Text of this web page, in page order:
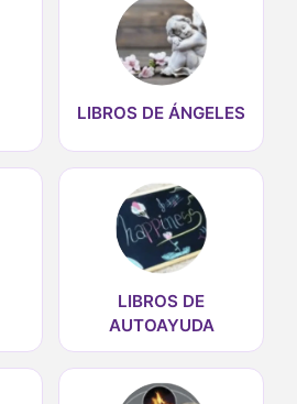
LIBROS DE ÁNGELES
LIBROS DE
AUTOAYUDA